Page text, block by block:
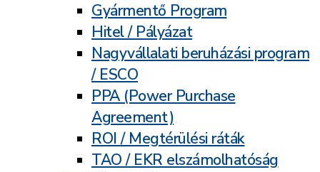
Gyármentő Program
Hitel / Pályázat
Nagyvállalati beruházási program
/ ESCO
PPA (Power Purchase
Agreement)
ROI / Megtérülési ráták
TAO / EKR elszámolhatóság